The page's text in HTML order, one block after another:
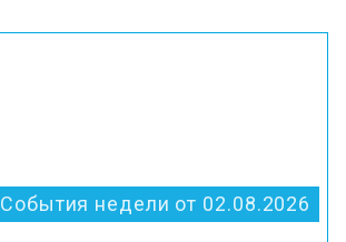
События недели от 02.08.2026